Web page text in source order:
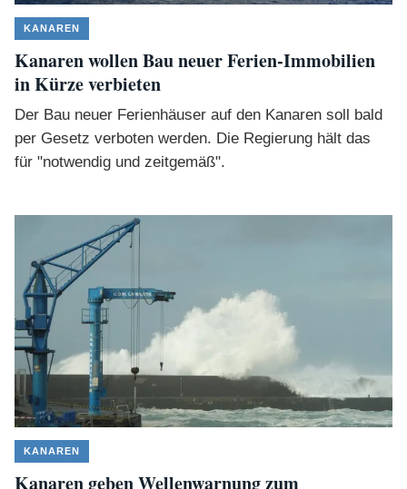
KANAREN
Kanaren wollen Bau neuer Ferien-Immobilien
in Kürze verbieten
Der Bau neuer Ferienhäuser auf den Kanaren soll bald
per Gesetz verboten werden. Die Regierung hält das
für "notwendig und zeitgemäß".
KANAREN
Kanaren geben Wellenwarnung zum